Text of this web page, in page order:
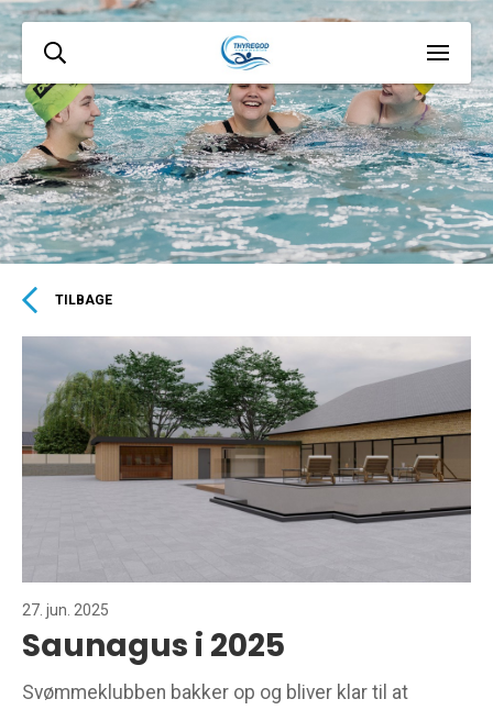
TILBAGE
27. jun. 2025
Saunagus i 2025
Svømmeklubben bakker op og bliver klar til at